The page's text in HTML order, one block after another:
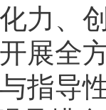
力、
展全
指导